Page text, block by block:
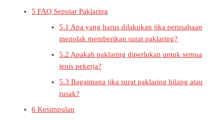
5 FAQ Seputar Paklaring
5.1 Apa yang harus dilakukan jika perusahaan
menolak memberikan surat paklaring?
5.2 Apakah paklaring diperlukan untuk semua
jenis pekerja?
5.3 Bagaimana jika surat paklaring hilang atau
rusak?
6 Kesimpulan